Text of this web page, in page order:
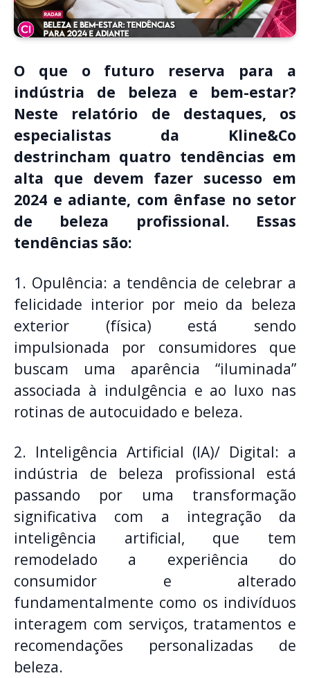
O que o futuro reserva para a
indústria de beleza e bem-estar?
Neste relatório de destaques, os
especialistas da Kline&Co
destrincham quatro tendências em
alta que devem fazer sucesso em
2024 e adiante, com ênfase no setor
de beleza profissional. Essas
tendências são:
1. Opulência: a tendência de celebrar a
felicidade interior por meio da beleza
exterior (física) está sendo
impulsionada por consumidores que
buscam uma aparência “iluminada”
associada à indulgência e ao luxo nas
rotinas de autocuidado e beleza.
2. Inteligência Artificial (IA)/ Digital: a
indústria de beleza profissional está
passando por uma transformação
significativa com a integração da
inteligência artificial, que tem
remodelado a experiência do
consumidor e alterado
fundamentalmente como os indivíduos
interagem com serviços, tratamentos e
recomendações personalizadas de
beleza.